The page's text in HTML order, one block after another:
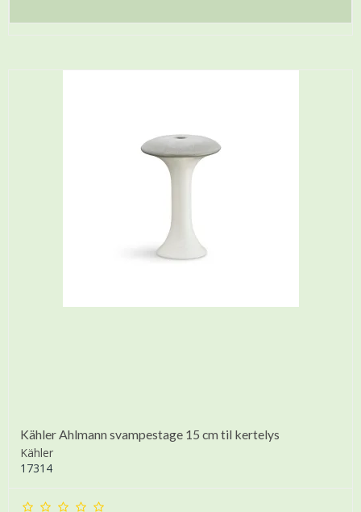
Kähler Ahlmann svampestage 15 cm til kertelys
Kähler
17314